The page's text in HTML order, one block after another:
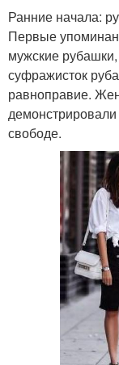
Ранние начала:
Первые
мужские
суфражисток
равноправие.
свободе.